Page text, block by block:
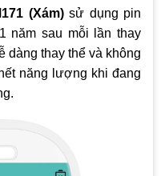
(Xám)sử dụng pin
năm sau mỗi lần thay
dàng thay thể và không
năng lượng khi đang